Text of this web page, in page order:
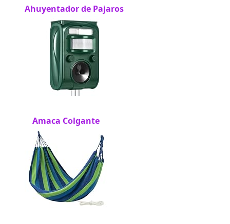
Ahuyentador de Pajaros
Amaca Colgante